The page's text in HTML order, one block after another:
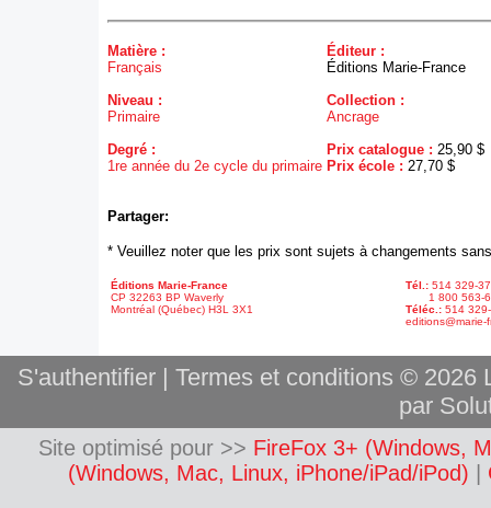
Matière :
Français
Niveau :
Primaire
Degré :
1re année du 2e cycle du primaire
Éditeur :
Éditions Marie-France
Collection :
Ancrage
Prix catalogue : 25,90 $
Prix école : 27,70 $
Partager:
* Veuillez noter que les prix sont sujets à changements
Éditions Marie-France
CP 32263 BP Waverly
Montréal (Québec) H3L 3X1
Tél.: 514 329-
1 800 563-
Téléc.: 514
editions@marie-
S'authentifier| Termes et conditions © 2026
par
Site optimisé pour >> FireFox 3+ (Windows,
(Windows, Mac, Linux, iPhone/iPad/iPod)